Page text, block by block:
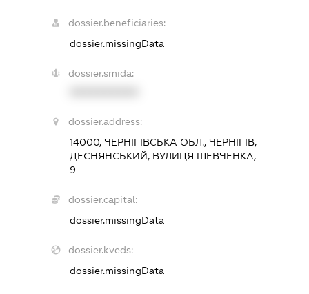
dossier.beneficiaries:
dossier.missingData
dossier.smida:
dossier.address:
14000, ЧЕРНІГІВСЬКА ОБЛ., ЧЕРНІГІВ,
ДЕСНЯНСЬКИЙ, ВУЛИЦЯ ШЕВЧЕНКА,
9
dossier.capital:
dossier.missingData
dossier.kveds:
dossier.missingData